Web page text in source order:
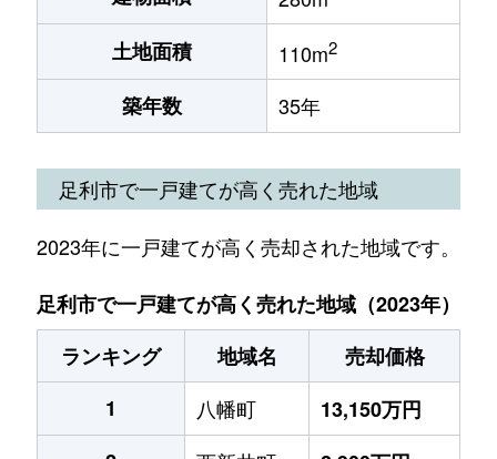
土地面積 110m2
築年数 35年
足利市で一戸建てが高く売れた地域
2023年に一戸建てが高く売却された地域です。
足利市で一戸建てが高く売れた地域（2023年）
ランキング
地域名
売却価格
1
八幡町
13,150万円